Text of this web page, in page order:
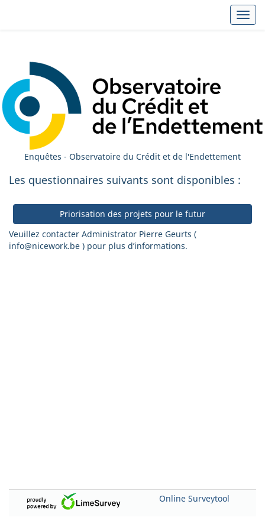
Enquêtes - Observatoire du Crédit et de l'Endettement
Les questionnaires suivants sont disponibles :
Priorisation des projets pour le futur
Veuillez contacter Administrator Pierre Geurts (
info@nicework.be ) pour plus d’informations.
Online Surveytool